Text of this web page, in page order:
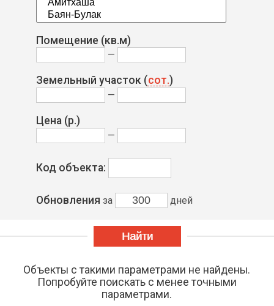
Помещение (кв.м)
—
Земельный участок (сот.)
—
Цена (р.)
—
Код объекта:
Обновления за дней
Объекты с такими параметрами не найдены.
Попробуйте поискать с менее точными
параметрами.